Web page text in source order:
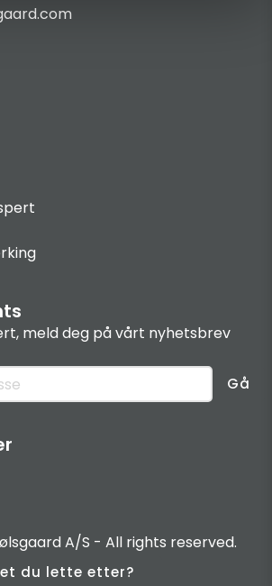
meld deg på vårt nyhetsbrev
Gå
A/S - All rights reserved.
du lette etter?